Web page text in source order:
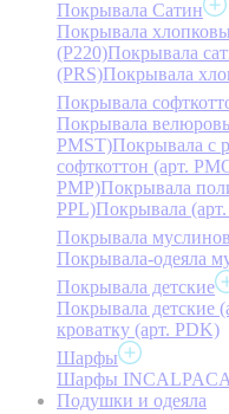
Покрывала Сатин
Покрывала
(P220)Покрывала
(PRS)Покрывала
Покрывала
Покрывала
PMST)Покрывала с
софткоттон (арт.
PMP)Покрывала
PPL)Покрывала
Покрывала
Покрывала-одеяла
Покрывала детские
Покрывала детские
кроватку (арт. PDK)
Шарфы
Шарфы INCALPACA
Подушки и одеяла